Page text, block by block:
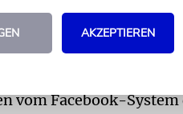
klein war, fügten die
vom Facebook-
AKZEPTIEREN